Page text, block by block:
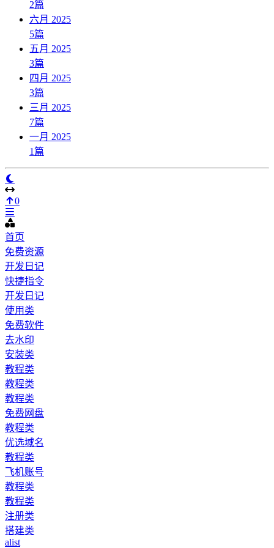
2篇
六月 2025
5篇
五月 2025
3篇
四月 2025
3篇
三月 2025
7篇
一月 2025
1篇
0
首页
免费资源
开发日记
快捷指令
开发日记
使用类
免费软件
去水印
安装类
教程类
教程类
教程类
免费网盘
教程类
优选域名
教程类
飞机账号
教程类
教程类
注册类
搭建类
alist